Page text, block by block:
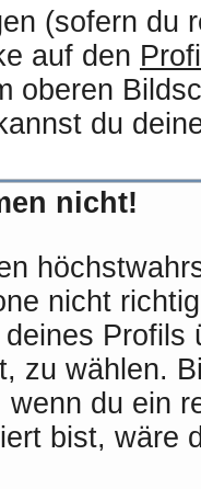
(sofern du
auf den
oberen
du
nicht!
nicht
zu wählen.
du ein
bist, wäre